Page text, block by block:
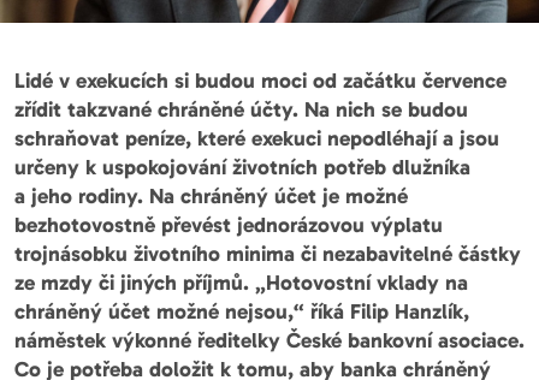
Lidé v exekucích si budou moci od začátku července
zřídit takzvané chráněné účty. Na nich se budou
schraňovat peníze, které exekuci nepodléhají a jsou
určeny k uspokojování životních potřeb dlužníka
a jeho rodiny. Na chráněný účet je možné
bezhotovostně převést jednorázovou výplatu
trojnásobku životního minima či nezabavitelné částky
ze mzdy či jiných příjmů. „Hotovostní vklady na
chráněný účet možné nejsou,“ říká Filip Hanzlík,
náměstek výkonné ředitelky České bankovní asociace.
Co je potřeba doložit k tomu, aby banka chráněný